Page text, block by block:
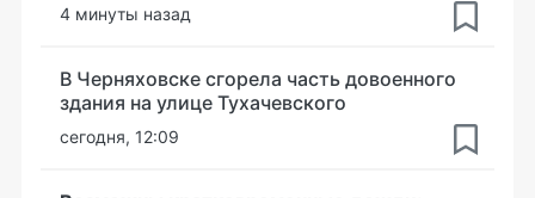
4 минуты назад
В Черняховске сгорела часть довоенного
здания на улице Тухачевского
сегодня, 12:09